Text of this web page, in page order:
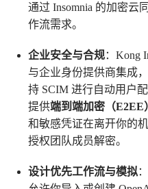
通过 Insomnia 的加密
作流需求。
企业安全与合规：Kong
与企业身份提供商集成
持 SCIM 进行自动用户
提供端到端加密（E2EE
和敏感凭证在离开你的
授权团队成员解密。
设计优先工作流与模拟